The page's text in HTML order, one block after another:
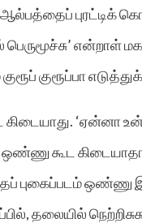
புரட்டிக்
என்றாள்
குரூப்பா
‘ஏன்னா உன்
ஒண்ணு கூட
புகைப்படம் ஒண்ணு
தலையில்